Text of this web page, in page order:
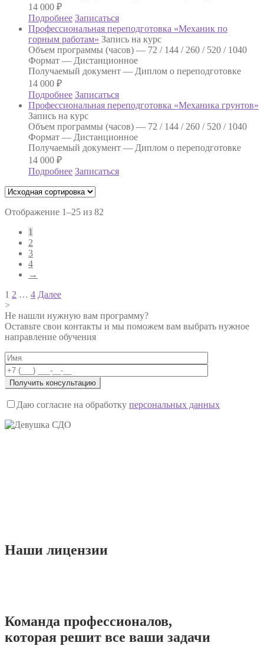
14 000 ₽
Подробнее Записаться
Профессиональная переподготовка «Механик по
горным работам» Запись на курс
Объем программы (часов) — 72 / 144 / 260 / 520 / 1040
Формат — Дистанционное
Получаемый документ — Диплом о переподготовке
14 000 ₽
Подробнее Записаться
Профессиональная переподготовка «Механика грунтов»
Запись на курс
Объем программы (часов) — 72 / 144 / 260 / 520 / 1040
Формат — Дистанционное
Получаемый документ — Диплом о переподготовке
14 000 ₽
Подробнее Записаться
Отображение 1–25 из 82
1
2
3
4
→
Навигация
по
записям
1 2 … 4 Далее
>
Не нашли нужную вам программу?
Оставьте свои контакты и мы поможем вам выбрать нужное
направление обучения
Даю согласие на обработку персональных данных
Наши лицензии
Команда профессионалов,
которая решит все ваши задачи